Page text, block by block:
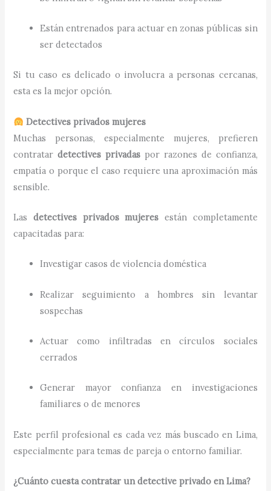
Están entrenados para actuar en zonas públicas sin
ser detectados
Si tu caso es delicado o involucra a personas cercanas,
esta es la mejor opción.
Detectives privados mujeres
Muchas personas, especialmente mujeres, prefieren
contratardetectives privadas por razones de confianza,
empatía o porque el caso requiere una aproximación más
sensible.
Lasdetectives privados mujeres están completamente
capacitadas para:
Investigar casos de violencia doméstica
Realizar seguimiento a hombres sin levantar
sospechas
Actuar como infiltradas en círculos sociales
cerrados
Generar mayor confianza en investigaciones
familiares o de menores
Este perfil profesional es cada vez más buscado en Lima,
especialmente para temas de pareja o entorno familiar.
¿Cuánto cuesta contratar un detective privado en Lima?